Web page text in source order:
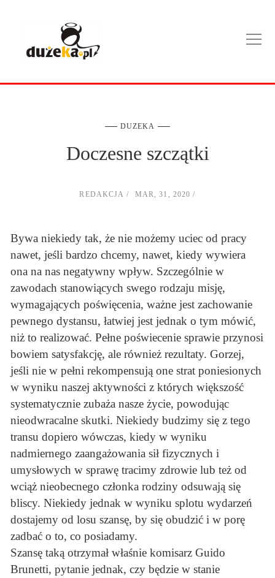
DUZEKA
Doczesne szczątki
REDAKCJA MAR, 31, 2020
Bywa niekiedy tak, że nie możemy uciec od pracy
nawet, jeśli bardzo chcemy, nawet, kiedy wywiera
ona na nas negatywny wpływ. Szczególnie w
zawodach stanowiących swego rodzaju misję,
wymagających poświęcenia, ważne jest zachowanie
pewnego dystansu, łatwiej jest jednak o tym mówić,
niż to realizować. Pełne poświecenie sprawie przynosi
bowiem satysfakcję, ale również rezultaty. Gorzej,
jeśli nie w pełni rekompensują one strat poniesionych
w wyniku naszej aktywności z których większość
systematycznie zubaża nasze życie, powodując
nieodwracalne skutki. Niekiedy budzimy się z tego
transu dopiero wówczas, kiedy w wyniku
nadmiernego zaangażowania sił fizycznych i
umysłowych w sprawę tracimy zdrowie lub też od
wciąż nieobecnego członka rodziny odsuwają się
bliscy. Niekiedy jednak w wyniku splotu wydarzeń
dostajemy od losu szansę, by się obudzić i w porę
zadbać o to, co posiadamy.
Szansę taką otrzymał właśnie komisarz Guido
Brunetti, pytanie jednak, czy będzie w stanie